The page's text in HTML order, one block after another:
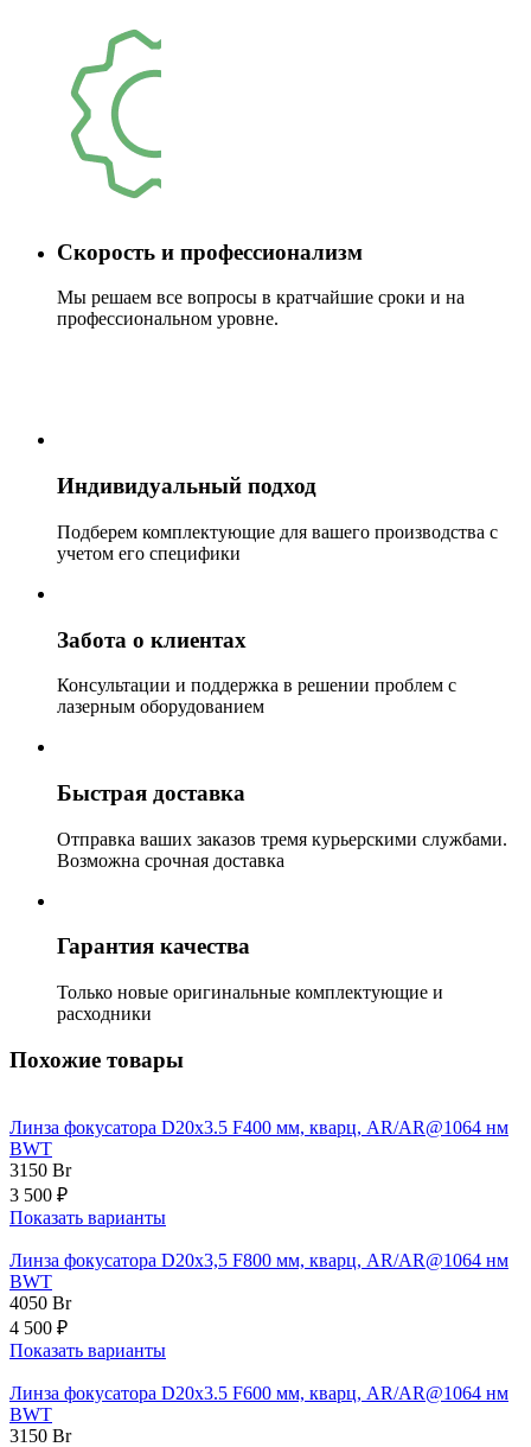
Скорость и профессионализм
Мы решаем все вопросы в кратчайшие сроки и на
профессиональном уровне.
Индивидуальный подход
Подберем комплектующие для вашего производства с
учетом его специфики
Забота о клиентах
Консультации и поддержка в решении проблем с
лазерным оборудованием
Быстрая доставка
Отправка ваших заказов тремя курьерскими службами.
Возможна срочная доставка
Гарантия качества
Только новые оригинальные комплектующие и
расходники
Похожие товары
Линза фокусатора D20x3.5 F400 мм, кварц, AR/AR@1064 нм
BWT
3150 Br
3 500 ₽
Показать варианты
Линза фокусатора D20x3,5 F800 мм, кварц, AR/AR@1064 нм
BWT
4050 Br
4 500 ₽
Показать варианты
Линза фокусатора D20x3.5 F600 мм, кварц, AR/AR@1064 нм
BWT
3150 Br